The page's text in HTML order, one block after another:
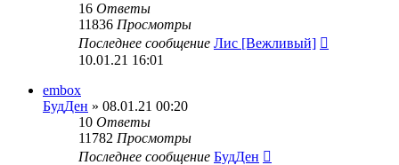
16 Ответы
11836 Просмотры
Последнее сообщение Лис [Вежливый]
10.01.21 16:01
embox
БудДен » 08.01.21 00:20
10 Ответы
11782 Просмотры
Последнее сообщение БудДен